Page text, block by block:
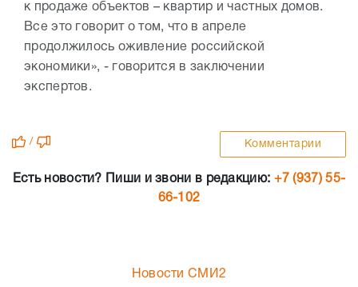
к продаже объектов – квартир и частных домов.
Все это говорит о том, что в апреле
продолжилось оживление российской
экономики», - говорится в заключении
экспертов.
/ Комментарии
Есть новости? Пиши и звони в редакцию: +7 (937) 55-
66-102
Новости СМИ2